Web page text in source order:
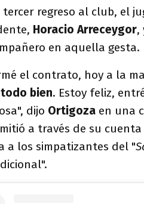
tercer regreso al club, el
Horacio Arreceygor,
en aquella gesta.
el contrato, hoy a la
bien. Estoy feliz,
dijo Ortigoza en una
a través de su cuenta
a los simpatizantes del "